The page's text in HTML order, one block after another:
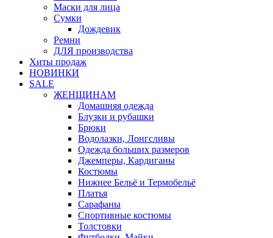
Маски для лица
Сумки
Дождевик
Ремни
ДЛЯ производства
Хиты продаж
НОВИНКИ
SALE
ЖЕНЩИНАМ
Домашняя одежда
Блузки и рубашки
Брюки
Водолазки, Лонгсливы
Одежда больших размеров
Джемперы, Кардиганы
Костюмы
Нижнее Бельё и Термобельё
Платья
Сарафаны
Спортивные костюмы
Толстовки